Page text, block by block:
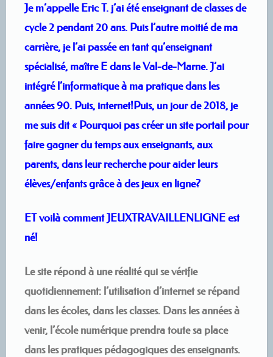
Je m’appelle Eric T. j’ai été enseignant de classes de
cycle 2 pendant 20 ans. Puis l’autre moitié de ma
carrière, je l’ai passée en tant qu’enseignant
spécialisé, maître E dans le Val-de-Marne. J’ai
intégré l’informatique à ma pratique dans les
années 90. Puis, internet!Puis, un jour de 2018, je
me suis dit « Pourquoi pas créer un site portail pour
faire gagner du temps aux enseignants, aux
parents, dans leur recherche pour aider leurs
élèves/enfants grâce à des jeux en ligne?
ET voilà comment JEUXTRAVAILLENLIGNE est
né!
Le site répond à une réalité qui se vérifie
quotidiennement: l’utilisation d’internet se répand
dans les écoles, dans les classes. Dans les années à
venir, l’école numérique prendra toute sa place
dans les pratiques pédagogiques des enseignants.